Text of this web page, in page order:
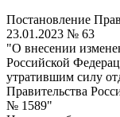
Постановление
23.01.2023 № 63
"О внесении
Российской
утратившим силу
Правительства
№ 1589"